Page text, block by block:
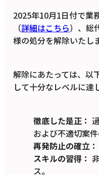
2025年10月1日付で業
（詳細はこちら）、総
様の処分を解除いたし
解除にあたっては、以
して十分なレベルに達
徹底した是正：
および不適切案件
再発防止の確立：
スキルの習得：
ス。